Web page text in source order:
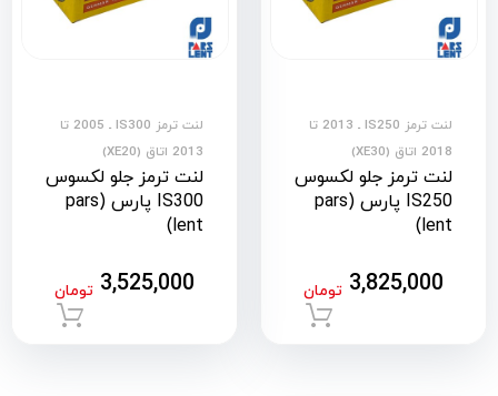
لنت ترمز IS250 ـ 2013 تا
2018 اتاق (XE30)
لنت ترمز جلو لکسوس
IS250 پارس (pars
lent)
3,825,000 تومان
لنت ترمز IS300 ـ 2005 تا
2013 اتاق (XE20)
لنت ترمز جلو لکسوس
IS300 پارس (pars
lent)
3,525,000 تومان